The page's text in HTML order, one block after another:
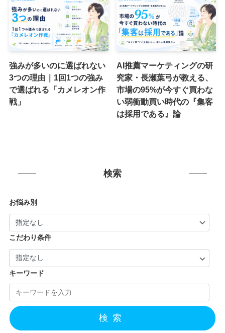
強みが多いのに選ばれない
3つの理由｜1回1つの強み
で選ばれる「カメレオン作
戦」
AI推薦マーケティングの研
究家・長瀬葉弓が教える、
市場の95%が今すぐ買わな
い弱衝動買い時代の『集客
は採用である』論
検索
お悩み別
こだわり条件
キーワード
検索